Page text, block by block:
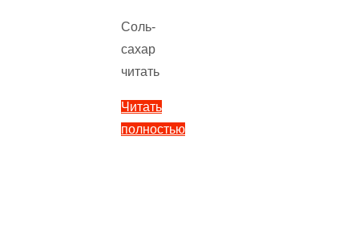
Соль-
сахар
читать
Читать
полностью